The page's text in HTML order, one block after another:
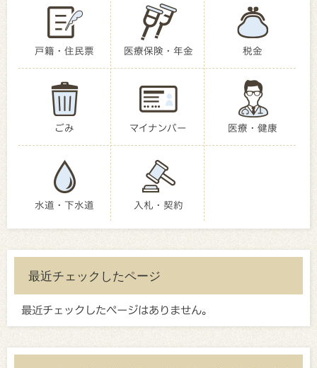
戸籍・住民票 医療保険・年金 税金
ごみ マイナンバー 医療・健康
水道・下水道 入札・契約
最近チェックしたページ
最近チェックしたページはありません。